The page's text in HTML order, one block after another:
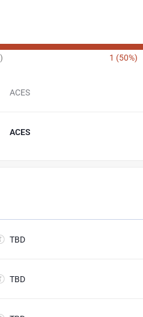
1 (50%)
ACES
ACES
TBD
TBD